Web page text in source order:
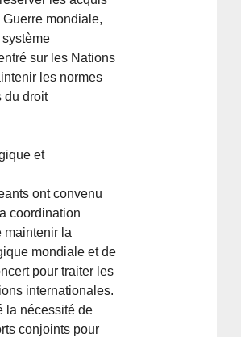
mondiale,
sur les Nations
les normes
du droit
et
ont convenu
coordination
maintenir la
mondiale et de
pour traiter les
internationales.
la nécessité de
conjoints pour